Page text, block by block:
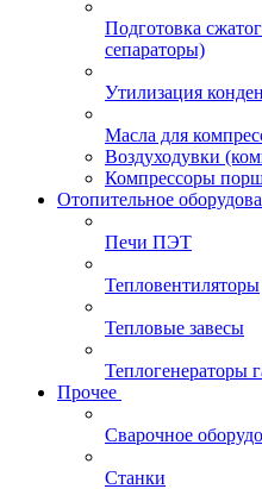
Подготовка
сепараторы)
Утилизация
Масла для
Воздуходувки
Компрессоры
Отопительное
Печи ПЭТ
Тепловентиляторы
Тепловые завесы
Теплогенераторы
Прочее
Сварочное
Станки